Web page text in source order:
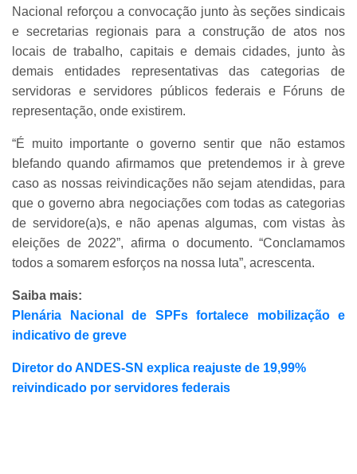
Nacional reforçou a convocação junto às seções sindicais
e secretarias regionais para a construção de atos nos
locais de trabalho, capitais e demais cidades, junto às
demais entidades representativas das categorias de
servidoras e servidores públicos federais e Fóruns de
representação, onde existirem.
“É muito importante o governo sentir que não estamos
blefando quando afirmamos que pretendemos ir à greve
caso as nossas reivindicações não sejam atendidas, para
que o governo abra negociações com todas as categorias
de servidore(a)s, e não apenas algumas, com vistas às
eleições de 2022”, afirma o documento. “Conclamamos
todos a somarem esforços na nossa luta”, acrescenta.
Saiba mais:
Plenária Nacional de SPFs fortalece mobilização e
indicativo de greve
Diretor do ANDES-SN explica reajuste de 19,99%
reivindicado por servidores federais